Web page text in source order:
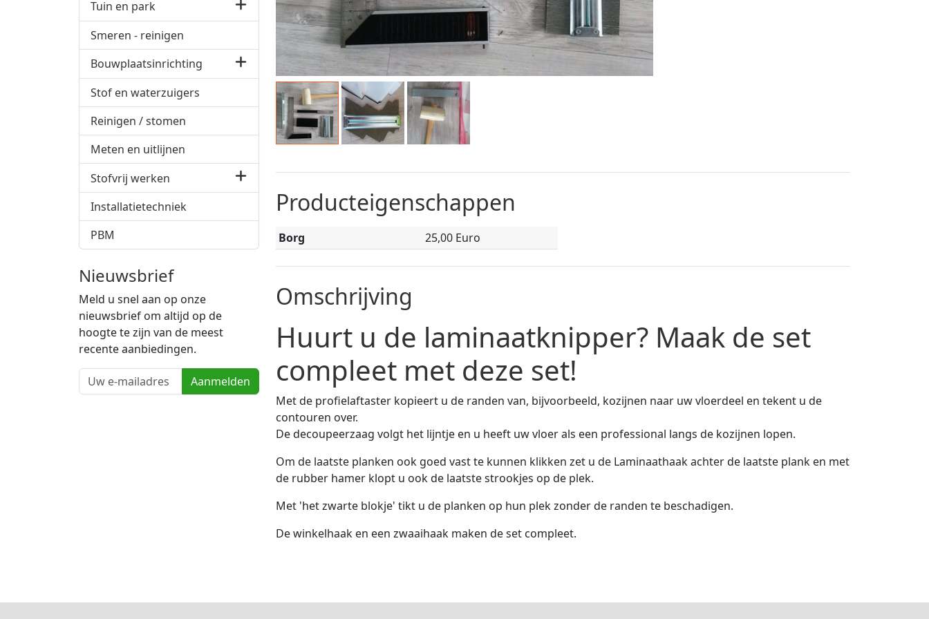
Tuin en park
Smeren - reinigen
Bouwplaatsinrichting
Stof en waterzuigers
Reinigen / stomen
Meten en uitlijnen
Stofvrij werken
Installatietechniek
PBM
Nieuwsbrief
Meld u snel aan op onze
nieuwsbrief om altijd op de
hoogte te zijn van de meest
recente aanbiedingen.
Aanmelden
Producteigenschappen
Borg 25,00 Euro
Omschrijving
Huurt u de laminaatknipper? Maak de set
compleet met deze set!
Met de profielaftaster kopieert u de randen van, bijvoorbeeld, kozijnen naar uw vloerdeel en tekent u de
contouren over.
De decoupeerzaag volgt het lijntje en u heeft uw vloer als een professional langs de kozijnen lopen.
Om de laatste planken ook goed vast te kunnen klikken zet u de Laminaathaak achter de laatste plank en met
de rubber hamer klopt u ook de laatste strookjes op de plek.
Met 'het zwarte blokje' tikt u de planken op hun plek zonder de randen te beschadigen.
De winkelhaak en een zwaaihaak maken de set compleet.